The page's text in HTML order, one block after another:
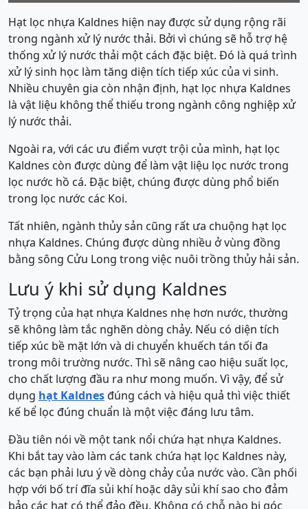
Hạt lọc nhựa Kaldnes hiện nay được sử dụng rộng rãi
trong ngành xử lý nước thải. Bởi vì chúng sẽ hỗ trợ hệ
thống xử lý nước thải một cách đặc biệt. Đó là quá trình
xử lý sinh học làm tăng diện tích tiếp xúc của vi sinh.
Nhiều chuyên gia còn nhận định, hạt lọc nhựa Kaldnes
là vật liệu không thể thiếu trong ngành công nghiệp xử
lý nước thải.
Ngoài ra, với các ưu điểm vượt trội của mình, hạt lọc
Kaldnes còn được dùng để làm vật liệu lọc nước trong
lọc nước hồ cá. Đặc biệt, chúng được dùng phổ biến
trong lọc nước các Koi.
Tất nhiên, ngành thủy sản cũng rất ưa chuộng hạt lọc
nhựa Kaldnes. Chúng được dùng nhiều ở vùng đồng
bằng sông Cửu Long trong việc nuôi trồng thủy hải sản.
Lưu ý khi sử dụng Kaldnes
Tỷ trọng của hạt nhựa Kaldnes nhẹ hơn nước, thường
sẽ không làm tắc nghẽn dòng chảy. Nếu có diện tích
tiếp xúc bề mặt lớn và di chuyển khuếch tán tối đa
trong môi trường nước. Thì sẽ nâng cao hiệu suất lọc,
cho chất lượng đầu ra như mong muốn. Vì vậy, để sử
dụng hạt Kaldnesđúng cách và hiệu quả thì việc thiết
kế bể lọc đúng chuẩn là một việc đáng lưu tâm.
Đầu tiên nói về một tank nổi chứa hạt nhựa Kaldnes.
Khi bắt tay vào làm các tank chứa hạt lọc Kaldnes này,
các bạn phải lưu ý về dòng chảy của nước vào. Cần phối
hợp với bố trí đĩa sủi khí hoặc dây sủi khí sao cho đảm
bảo các hạt có thể đảo đều. Không có chỗ nào bị góc